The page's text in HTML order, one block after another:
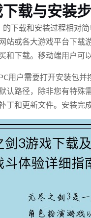
载与安装
的下载和安装过程相对
站或各大游戏平台下载
和下载。移动端用户可
用户需要打开安装包
认路径，除非您有特殊
丁和更新文件。安装完